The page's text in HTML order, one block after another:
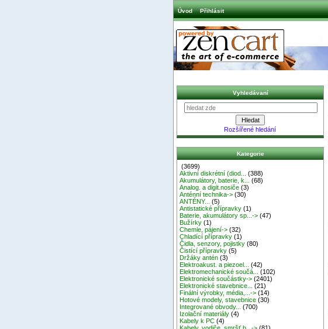
Úvod Přihlásit
Vyhledávaní
Rozšířené hledání
Kategorie
(3699)
Aktivní diskrétní (diod...
(388)
Akumulátory, baterie, k...
(68)
Analog. a digit.nosiče (3)
Anténní technika-> (30)
ANTÉNY...
(5)
Antistatické přípravky (1)
Baterie, akumulátory sp...-> (47)
Bužírky (1)
Chemie, pájení-> (32)
Chladící přípravky (1)
Čidla, senzory, pojistky (80)
Čistící přípravky (5)
Držáky antén (3)
Elektroakust. a piezoel...
(42)
Elektromechanické součá...
(102)
Elektronické součástky-> (2401)
Elektronické stavebnice...
(21)
Finální výrobky, média,...-> (14)
Hotové modely, stavebnice (30)
Integrované obvody...
(700)
Izolační materiály (4)
Kabely k PC (4)
Kabely, vodiče, smršť.b...-> (81)